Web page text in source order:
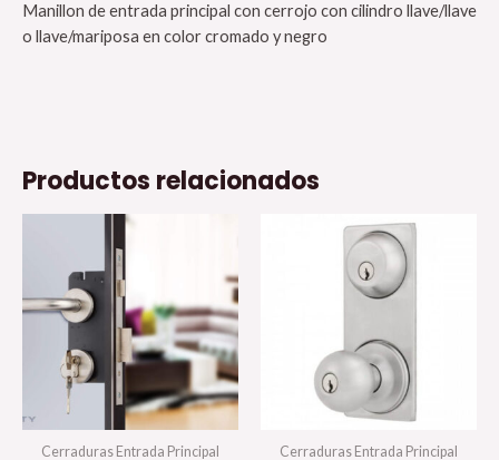
Manillon de entrada principal con cerrojo con cilindro llave/llave
o llave/mariposa en color cromado y negro
Productos relacionados
Cerraduras Entrada Principal Cerraduras Entrada Principal